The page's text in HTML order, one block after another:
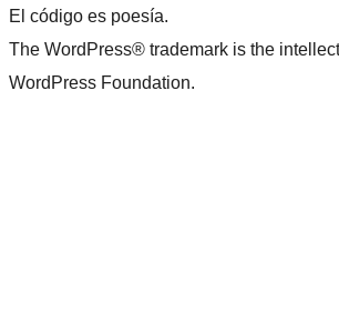
El código es poesía.
The WordPress® trademark is the
WordPress Foundation.